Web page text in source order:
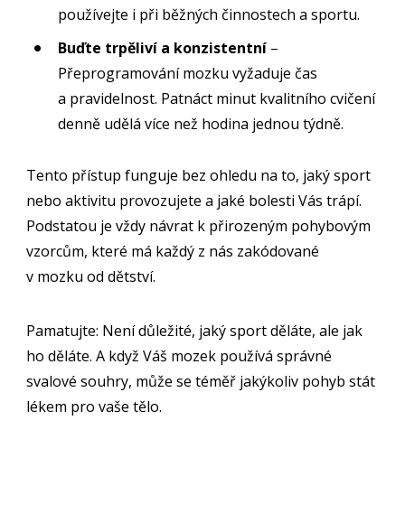
používejte i při běžných činnostech a sportu.
Buďte trpěliví a konzistentní –
Přeprogramování mozku vyžaduje čas
a pravidelnost. Patnáct minut kvalitního cvičení
denně udělá více než hodina jednou týdně.
Tento přístup funguje bez ohledu na to, jaký sport
nebo aktivitu provozujete a jaké bolesti Vás trápí.
Podstatou je vždy návrat k přirozeným pohybovým
vzorcům, které má každý z nás zakódované
v mozku od dětství.
Pamatujte: Není důležité, jaký sport děláte, ale jak
ho děláte. A když Váš mozek používá správné
svalové souhry, může se téměř jakýkoliv pohyb stát
lékem pro vaše tělo.